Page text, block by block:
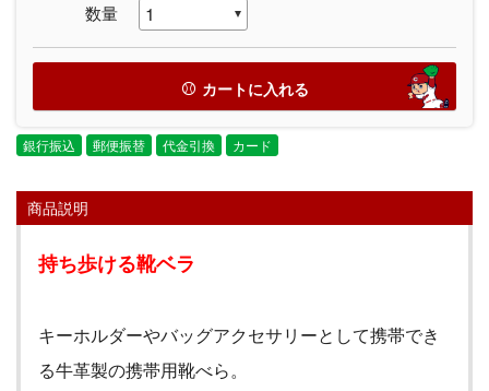
数量
カートに入れる
銀行振込 郵便振替 代金引換 カード
商品説明
持ち歩ける靴ベラ
キーホルダーやバッグアクセサリーとして携帯でき
る牛革製の携帯用靴べら。